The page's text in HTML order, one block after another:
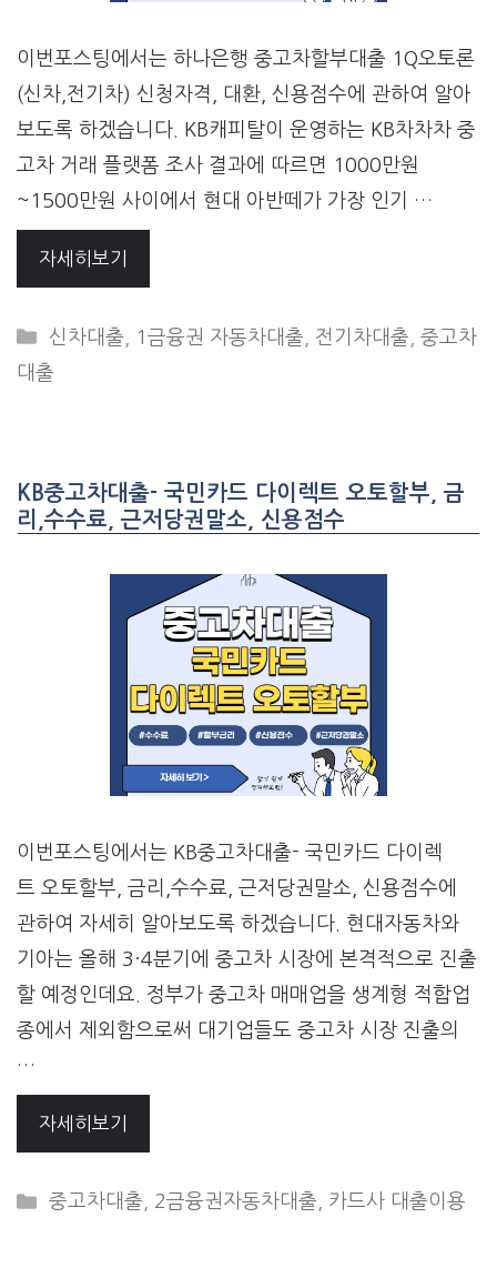
이번포스팅에서는 하나은행 중고차할부대출 1Q오토론
(신차,전기차) 신청자격, 대환, 신용점수에 관하여 알아
보도록 하겠습니다. KB캐피탈이 운영하는 KB차차차 중
고차 거래 플랫폼 조사 결과에 따르면 1000만원
~1500만원 사이에서 현대 아반떼가 가장 인기 …
자세히보기
CATEGORIES
신차대출 1금융권 자동차대출 전기차대출
중고차
대출
KB중고차대출- 국민카드 다이렉트 오토할부, 금
리,수수료, 근저당권말소, 신용점수
이번포스팅에서는 KB중고차대출- 국민카드 다이렉
트 오토할부, 금리,수수료, 근저당권말소, 신용점수에
관하여 자세히 알아보도록 하겠습니다. 현대자동차와
기아는 올해 3·4분기에 중고차 시장에 본격적으로 진출
할 예정인데요. 정부가 중고차 매매업을 생계형 적합업
종에서 제외함으로써 대기업들도 중고차 시장 진출의
…
자세히보기
CATEGORIES
중고차대출 2금융권자동차대출 카드사 대출이용